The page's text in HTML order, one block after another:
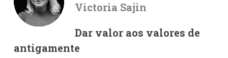
Victoria Sajin
Dar valor aos valores de
antigamente